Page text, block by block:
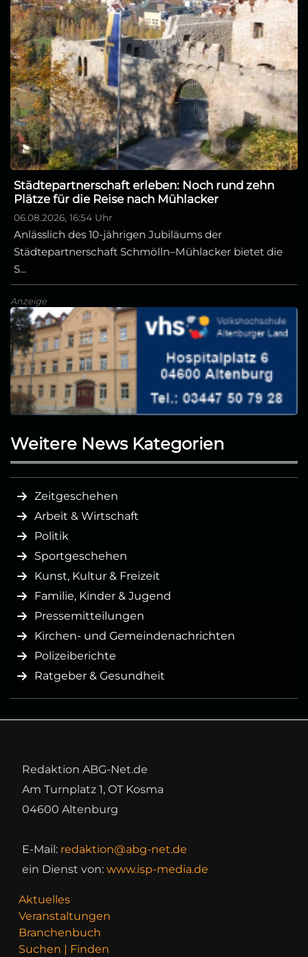
Städtepartnerschaft erleben: Noch rund zehn
Plätze für die Reise nach Mühlacker
06.08.2026, 16:54 Uhr
Anlässlich des 10-jährigen Jubiläums der
Städtepartnerschaft Schmölln–Mühlacker bietet die
S...
Anzeige
Weitere News Kategorien
Zeitgeschehen
Arbeit & Wirtschaft
Politik
Sportgeschehen
Kunst, Kultur & Freizeit
Familie, Kinder & Jugend
Pressemitteilungen
Kirchen- und Gemeindenachrichten
Polizeiberichte
Ratgeber & Gesundheit
Redaktion ABG-Net.de
Am Turnplatz 1, OT Kosma
04600 Altenburg
E-Mail: redaktion@abg-net.de
ein Dienst von: www.isp-media.de
Aktuelles
Veranstaltungen
Branchenbuch
Suchen | Finden